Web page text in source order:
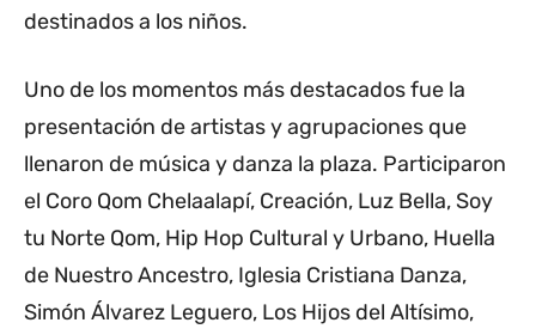
destinados a los niños.
Uno de los momentos más destacados fue la
presentación de artistas y agrupaciones que
llenaron de música y danza la plaza. Participaron
el Coro Qom Chelaalapí, Creación, Luz Bella, Soy
tu Norte Qom, Hip Hop Cultural y Urbano, Huella
de Nuestro Ancestro, Iglesia Cristiana Danza,
Simón Álvarez Leguero, Los Hijos del Altísimo,